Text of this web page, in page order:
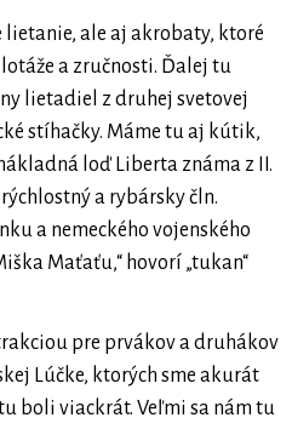
lietanie, ale aj akrobaty, ktoré
a zručnosti. Ďalej tu
lietadiel z druhej svetovej
stíhačky. Máme tu aj kútik,
loď Liberta známa z II.
a rybársky čln.
a nemeckého vojenského
Maťaťu,“ hovorí „tukan“
pre prvákov a druhákov
Lúčke, ktorých sme akurát
boli viackrát. Veľmi sa nám tu